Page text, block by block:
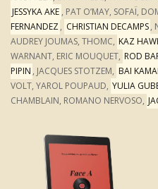
JESSYKA AKE , PAT O’MAY, SOFAÏ,
FERNANDEZ, CHRISTIAN DECAMPS,
AUDREY JOUMAS, THOMC, KAZ
WARNANT, ERIC MOUQUET, ROD
PIPIN , JACQUES STOTZEM, BAI
VOLT, YAROL POUPAUD, YULIA
CHAMBLAIN, ROMANO NERVOSO,